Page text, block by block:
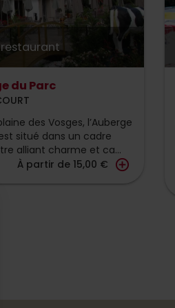
du Parc
des Vosges, l’Auberge
situé dans un cadre
alliant charme et ca...
À partir de 15,00 € add_circle_outline